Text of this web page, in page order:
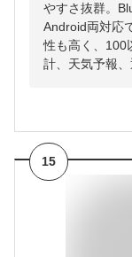
やすさ抜群。
Android両対応
性も高く、100
計、天気予報、
15